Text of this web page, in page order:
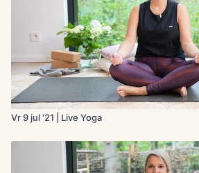
Vr 9 jul '21 | Live Yoga